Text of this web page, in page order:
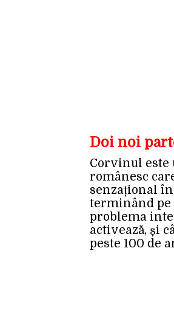
Doi noi
Corvinul
românesc
senzațional în
terminând pe
problema
activează, și
peste 100 de